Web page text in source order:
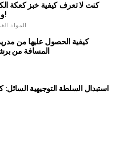
كنت لا تعرف كيفية خبز كعكة
وصفة وجدت هنا!
المواد
كيفية الحصول عليها من
المسافة من
استبدال السلطة التوجيهية